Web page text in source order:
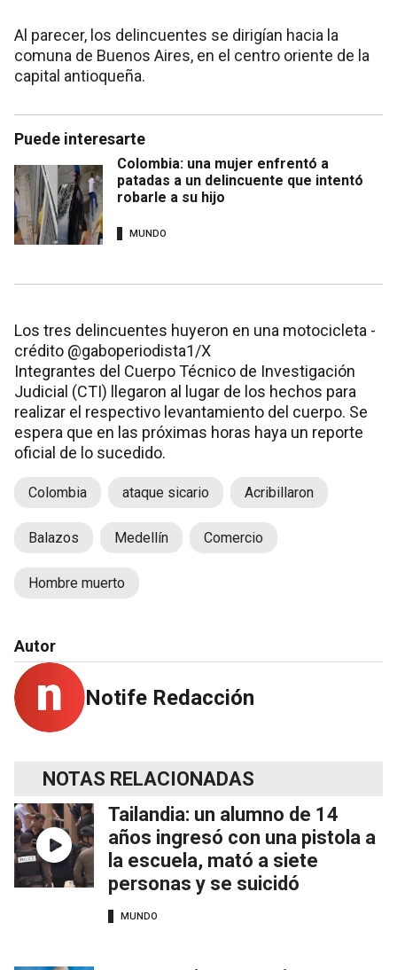
Al parecer, los delincuentes se dirigían hacia la
comuna de Buenos Aires, en el centro oriente de la
capital antioqueña.
Puede interesarte
Colombia: una mujer enfrentó a
patadas a un delincuente que intentó
robarle a su hijo
MUNDO
Los tres delincuentes huyeron en una motocicleta -
crédito @gaboperiodista1/X
Integrantes del Cuerpo Técnico de Investigación
Judicial (CTI) llegaron al lugar de los hechos para
realizar el respectivo levantamiento del cuerpo. Se
espera que en las próximas horas haya un reporte
oficial de lo sucedido.
Colombia ataque sicario Acribillaron
Balazos Medellín Comercio
Hombre muerto
Autor
Notife Redacción
NOTAS RELACIONADAS
Tailandia: un alumno de 14
años ingresó con una pistola a
la escuela, mató a siete
personas y se suicidó
MUNDO